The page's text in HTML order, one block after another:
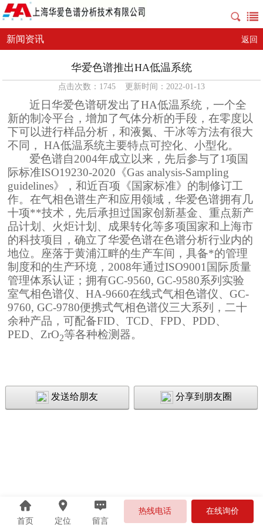
新闻资讯 返回
华爱色谱推出HA低温系统
点击次数：1745 更新时间：2022-01-13
近日华爱色谱研发出了HA低温系统，一个全
新的制冷平台，增加了气体分析的手段，在零度以
下可以进行样品分析，和液氮、干冰等方法有很大
不同，HA低温系统主要特点可控化、小型化。
爱色谱自2004年成立以来，先后参与了1项国
际标准ISO19230-2020 《Gas analysis-Sampling
guidelines》，和近百项《国家标准》的制修订工
作。在气相色谱生产和应用领域，华爱色谱拥有几
十项**技术，先后承担过国家创新基金、重点新产
品计划、火炬计划、成果转化等多项国家和上海市
的科技项目，确立了华爱色谱在色谱分析行业内的
地位。座落于黄浦江畔的生产车间，具备*的管理
制度和的生产环境， 2008年通过ISO9001 国际质量
管理体系认证；拥有GC-9560, GC-9580系列实验
室气相色谱仪、HA-9660在线式气相色谱仪、GC-
9760, GC-9780便携式气相色谱仪三大系列，二十
余种产品，可配备FID、TCD、FPD、PDD、
PED、 ZrO2等各种检测器。
发送给朋友 分享到朋友圈
首页 定位 留言
热线电话 在线询价